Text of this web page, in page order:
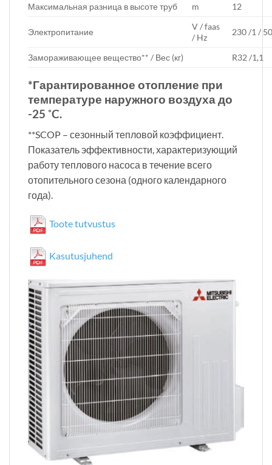
Максимальная разница в высоте труб
m 12
Электропитание
V / faas
/ Hz
230 /1 /
Замораживающее вещество** / Вес (кг) R32 /1,1
*Гарантированное отопление при
температуре наружного воздуха до
-25 ˚C.
**SCOP – сезонный тепловой коэффициент.
Показатель эффективности, характеризующий
работу теплового насоса в течение всего
отопительного сезона (одного календарного
года).
Toote tutvustus
Kasutusjuhend